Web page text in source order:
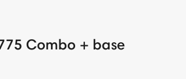
Combo + base